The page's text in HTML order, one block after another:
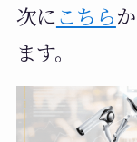
次にこちら
ます。